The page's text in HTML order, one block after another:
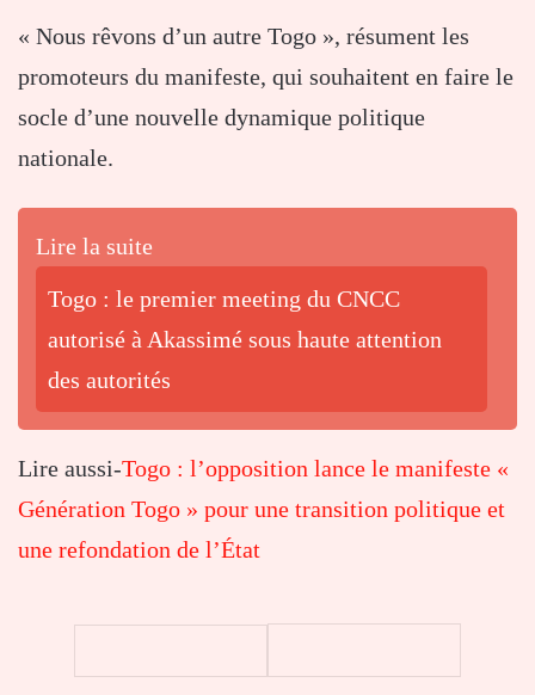
« Nous rêvons d’un autre Togo », résument les
promoteurs du manifeste, qui souhaitent en faire le
socle d’une nouvelle dynamique politique
nationale.
Lire la suite
Togo : le premier meeting du CNCC
autorisé à Akassimé sous haute attention
des autorités
Lire aussi-Togo : l’opposition lance le manifeste «
Génération Togo » pour une transition politique et
une refondation de l’État